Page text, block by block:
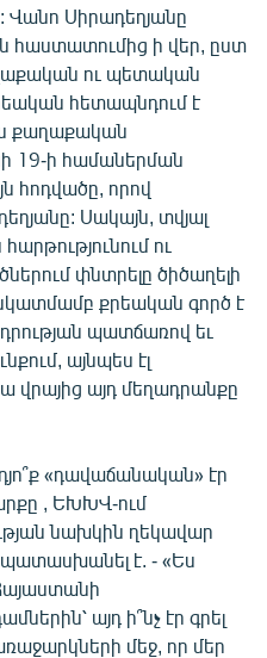
Սիրադեղյանը
հաստատումից ի վեր, ըստ
ու պետական
հետապնդում է
քաղաքական
19-ի համաներման
հոդվածը, որով
Սակայն, տվյալ
ու
փնտրելը ծիծաղելի
քրեական գործ է
պատճառով եւ
այնպես էլ
վրայից այդ մեղադրանքը
«դավաճանական» էր
, ԵԽԽՎ-ում
նախկին ղեկավար
է. - «Ես
այդ ի՞նչ էր գրել
մեջ, որ մեր